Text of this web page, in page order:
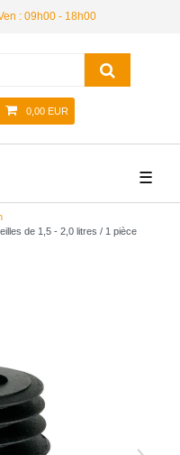
: 09h00 - 18h00
0,00 EUR
☰
de 1,5 - 2,0 litres / 1 pièce